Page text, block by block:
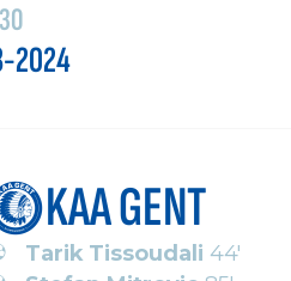
2024
KAA GENT
Tarik Tissoudali 44'